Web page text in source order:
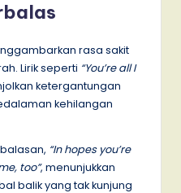
rasa sakit
Lirik seperti “You’re all I
ketergantungan
kehilangan
“In hopes you’re
too”, menunjukkan
balik yang tak kunjung